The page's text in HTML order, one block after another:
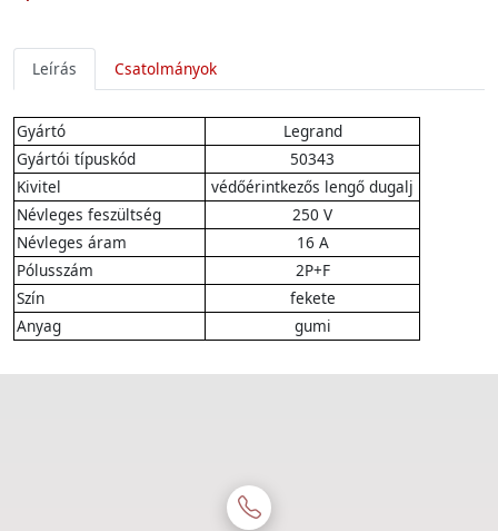
Leírás Csatolmányok
Gyártó
Legrand
Gyártói típuskód
50343
Kivitel
védőérintkezős lengő dugalj
Névleges feszültség
250 V
Névleges áram
16 A
Pólusszám
2P+F
Szín
fekete
Anyag
gumi